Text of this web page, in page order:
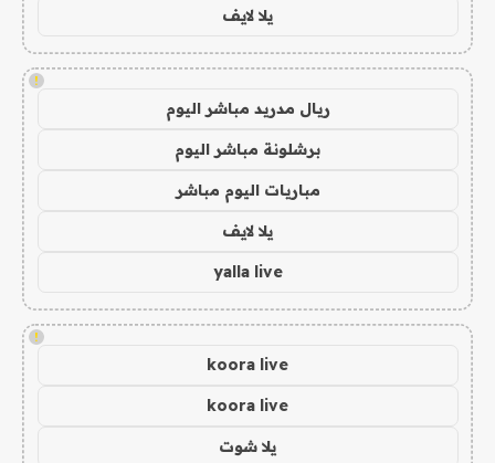
يلا لايف
!
ريال مدريد مباشر اليوم
برشلونة مباشر اليوم
مباريات اليوم مباشر
يلا لايف
yalla live
!
koora live
koora live
يلا شوت